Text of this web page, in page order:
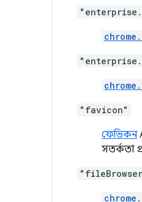
"favicon"
ফেভিকন
সতর্কতা